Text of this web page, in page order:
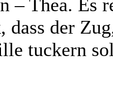
– Thea. Es
dass der
tuckern